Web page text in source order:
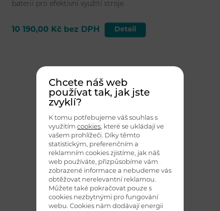
baterii pro efektivní využití stroje.
10 190,00 Kč bez DPH Detail
Chcete náš web
používat tak, jak jste
zvyklí?
K tomu potřebujeme váš souhlas s
využitím cookies , které se ukládají ve
vašem prohlížeči. Díky těmto
statistickým, preferenčním a
reklamním cookies zjistíme, jak náš
web používáte, přizpůsobíme vám
zobrazené informace a nebudeme vás
obtěžovat nerelevantní reklamou.
Můžete také pokračovat pouze s
cookies nezbytnými pro fungování
webu. Cookies nám dodávají energii